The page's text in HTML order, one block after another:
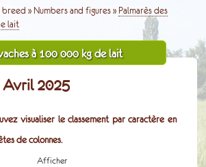
breed » Numbers and figures » Palmarès des
lait
à 100 000 kg de lait
Avril 2025
visualiser le classement par caractère en
de colonnes.
Afficher